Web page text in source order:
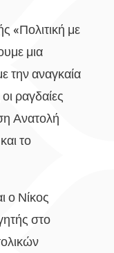
«Πολιτική με
μια
την αναγκαία
ραγδαίες
Ανατολή
το
ο Νίκος
στο